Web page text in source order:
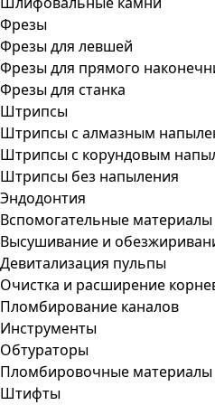
Фрезы
Фрезы для левшей
Фрезы для прямого
Фрезы для станка
Штрипсы
Штрипсы c алмазным
Штрипсы c корундовым
Штрипсы без напыления
Эндодонтия
Вспомогательные
Высушивание и
Девитализация пульпы
Очистка и расширение
Пломбирование каналов
Инструменты
Обтураторы
Пломбировочные материалы
Штифты